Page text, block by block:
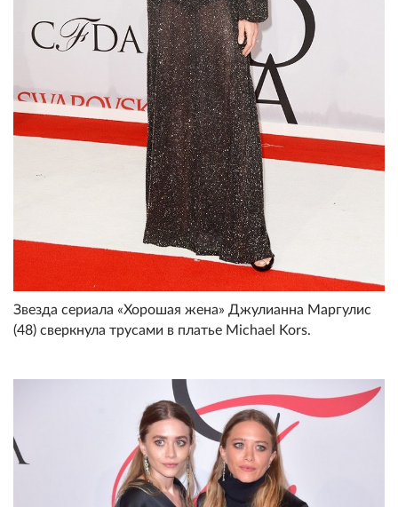
Звезда сериала «Хорошая жена» Джулианна Маргулис
(48) сверкнула трусами в платье Michael Kors.